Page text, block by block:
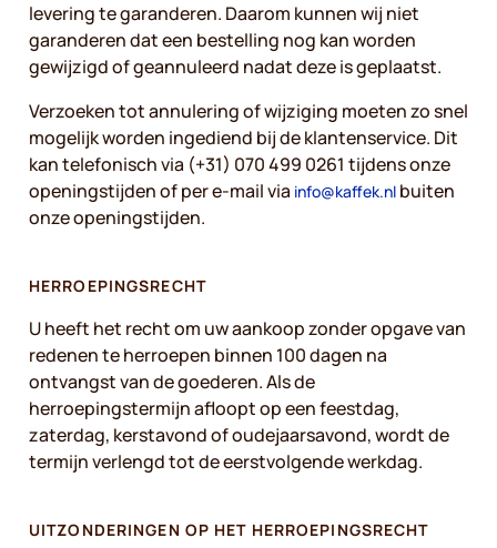
levering te garanderen. Daarom kunnen wij niet
garanderen dat een bestelling nog kan worden
gewijzigd of geannuleerd nadat deze is geplaatst.
Verzoeken tot annulering of wijziging moeten zo snel
mogelijk worden ingediend bij de klantenservice. Dit
kan telefonisch via (+31) 070 499 0261 tijdens onze
openingstijden of per e-mail via info@kaffek.nl buiten
onze openingstijden.
HERROEPINGSRECHT
U heeft het recht om uw aankoop zonder opgave van
redenen te herroepen binnen 100 dagen na
ontvangst van de goederen. Als de
herroepingstermijn afloopt op een feestdag,
zaterdag, kerstavond of oudejaarsavond, wordt de
termijn verlengd tot de eerstvolgende werkdag.
UITZONDERINGEN OP HET HERROEPINGSRECHT